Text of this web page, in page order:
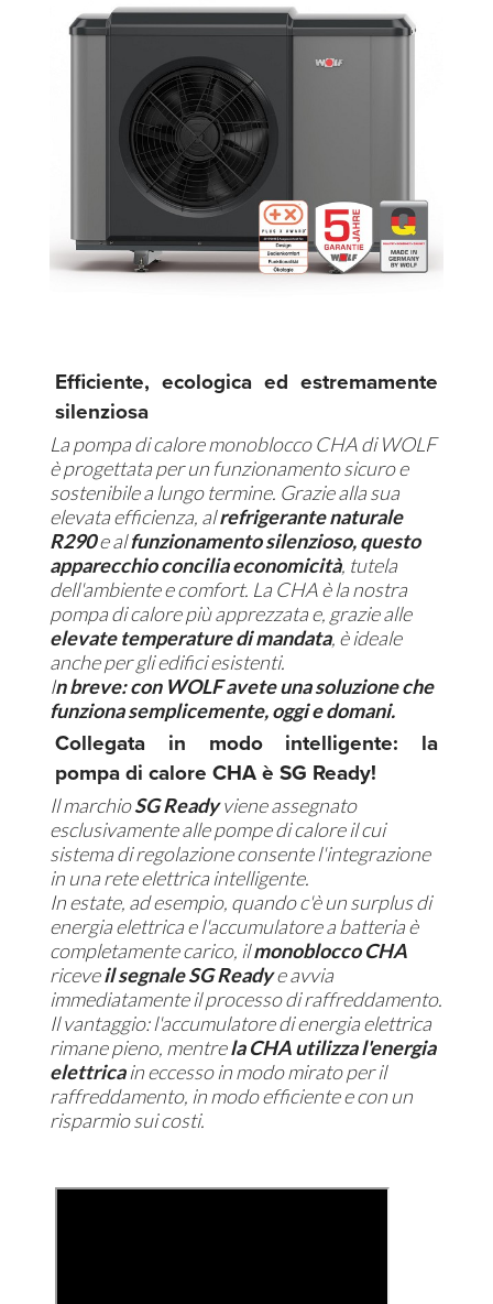
Efficiente, ecologica ed estremamente
silenziosa
La pompa di calore monoblocco CHA di WOLF
è progettata per un funzionamento sicuro e
sostenibile a lungo termine. Grazie alla sua
elevata efficienza, alrefrigerante naturale
R290e alfunzionamento silenzioso, questo
apparecchio concilia economicità, tutela
dell'ambiente e comfort. La CHA è la nostra
pompa di calore più apprezzata e, grazie alle
elevate temperaturedi mandata, è ideale
anche per gli edifici esistenti.
In breve: con WOLF avete una soluzione che
funziona semplicemente, oggi e domani.
Collegata in modo intelligente: la
pompa di calore CHA è SG Ready!
Il marchioSG Readyviene assegnato
esclusivamente alle pompe di calore il cui
sistema di regolazione consente l'integrazione
in una rete elettrica intelligente.
In estate, ad esempio, quando c'è un surplus di
energia elettrica e l'accumulatore a batteria è
completamente carico, ilmonoblocco CHA
riceveil segnale SG Readye avvia
immediatamente il processo di raffreddamento.
Il vantaggio: l'accumulatore di energia elettrica
rimane pieno, mentrela CHA utilizza l'energia
elettricain eccesso in modo mirato per il
raffreddamento, in modo efficiente e con un
risparmio sui costi.